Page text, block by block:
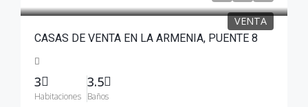
VENTA
CASAS DE VENTA EN LA ARMENIA, PUENTE 8
3
Habitaciones
3.5
Baños